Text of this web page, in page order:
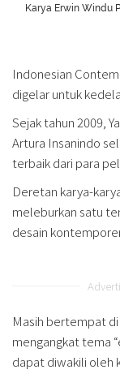
Karya Erwin Windu
Indonesian
digelar untuk
Sejak tahun 2009,
Artura Insanindo
terbaik dari para
Deretan karya-
meleburkan satu
desain
Masih bertempat
mengangkat tema
dapat diwakili oleh